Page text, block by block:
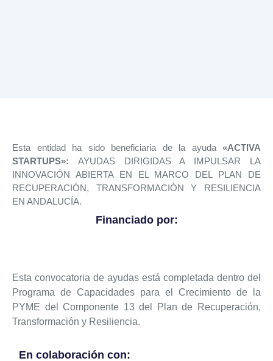
Esta entidad ha sido beneficiaria de la ayuda «ACTIVA
STARTUPS»: AYUDAS DIRIGIDAS A IMPULSAR LA
INNOVACIÓN ABIERTA EN EL MARCO DEL PLAN DE
RECUPERACIÓN, TRANSFORMACIÓN Y RESILIENCIA
EN ANDALUCÍA.
Financiado por:
Esta convocatoria de ayudas está completada dentro del
Programa de Capacidades para el Crecimiento de la
PYME del Componente 13 del Plan de Recuperación,
Transformación y Resiliencia.
En colaboración con: